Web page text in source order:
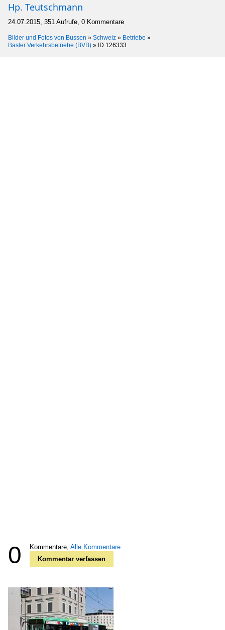
Hp. Teutschmann
24.07.2015, 351 Aufrufe, 0 Kommentare
Bilder und Fotos von Bussen » Schweiz » Betriebe »
Basler Verkehrsbetriebe (BVB) » ID 126333
0 Kommentare, Alle Kommentare
Kommentar verfassen